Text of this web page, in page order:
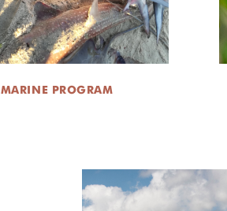
MARINE PROGRAM